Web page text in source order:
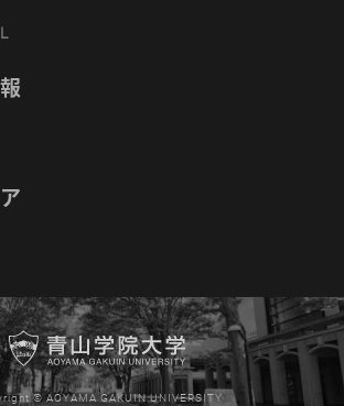
© AOYAMA GAKUIN UNIVERSITY